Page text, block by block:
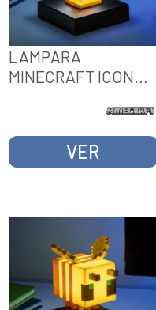
LAMPARA
MINECRAFT ICON
VER